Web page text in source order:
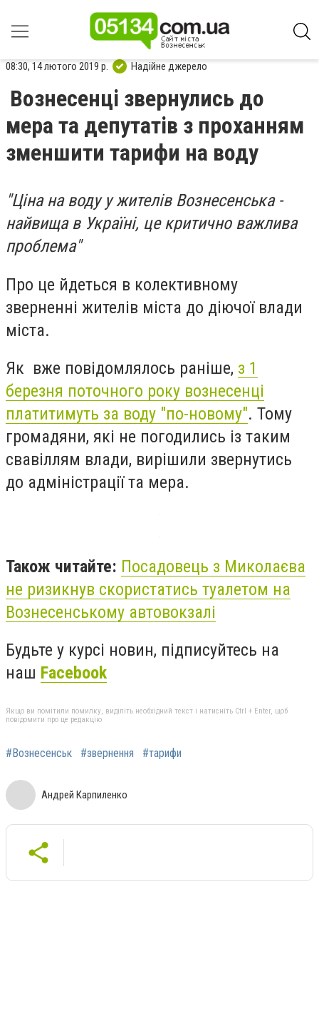
08:30, 14 лютого 2019 р. Надійне джерело
Вознесенці звернулись до
мера та депутатів з проханням
зменшити тарифи на воду
"Ціна на воду у жителів Вознесенська -
найвища в Україні, це критично важлива
проблема"
Про це йдеться в колективному
зверненні жителів міста до діючої влади
міста.
Як вже повідомлялось раніше, з 1
березня поточного року вознесенці
платитимуть за воду "по-новому". Тому
громадяни, які не погодились із таким
свавіллям влади, вирішили звернутись
до адміністрації та мера.
Також читайте: Посадовець з Миколаєва
не ризикнув скористатись туалетом на
Вознесенському автовокзалі
Будьте у курсі новин, підписуйтесь на
наш Facebook
Якщо ви помітили помилку, виділіть необхідний текст і натисніть Ctrl + Enter, щоб
повідомити про це редакцію
#Вознесенськ #звернення #тарифи
Андрей Карпиленко